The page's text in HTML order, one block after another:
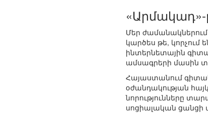
Մեր
կարծես թե, կորչում
ինտերնետային
ամսագրերի մասին
Հայաստանում
օժանդակության
նորությունները
սոցիալական ցանցի